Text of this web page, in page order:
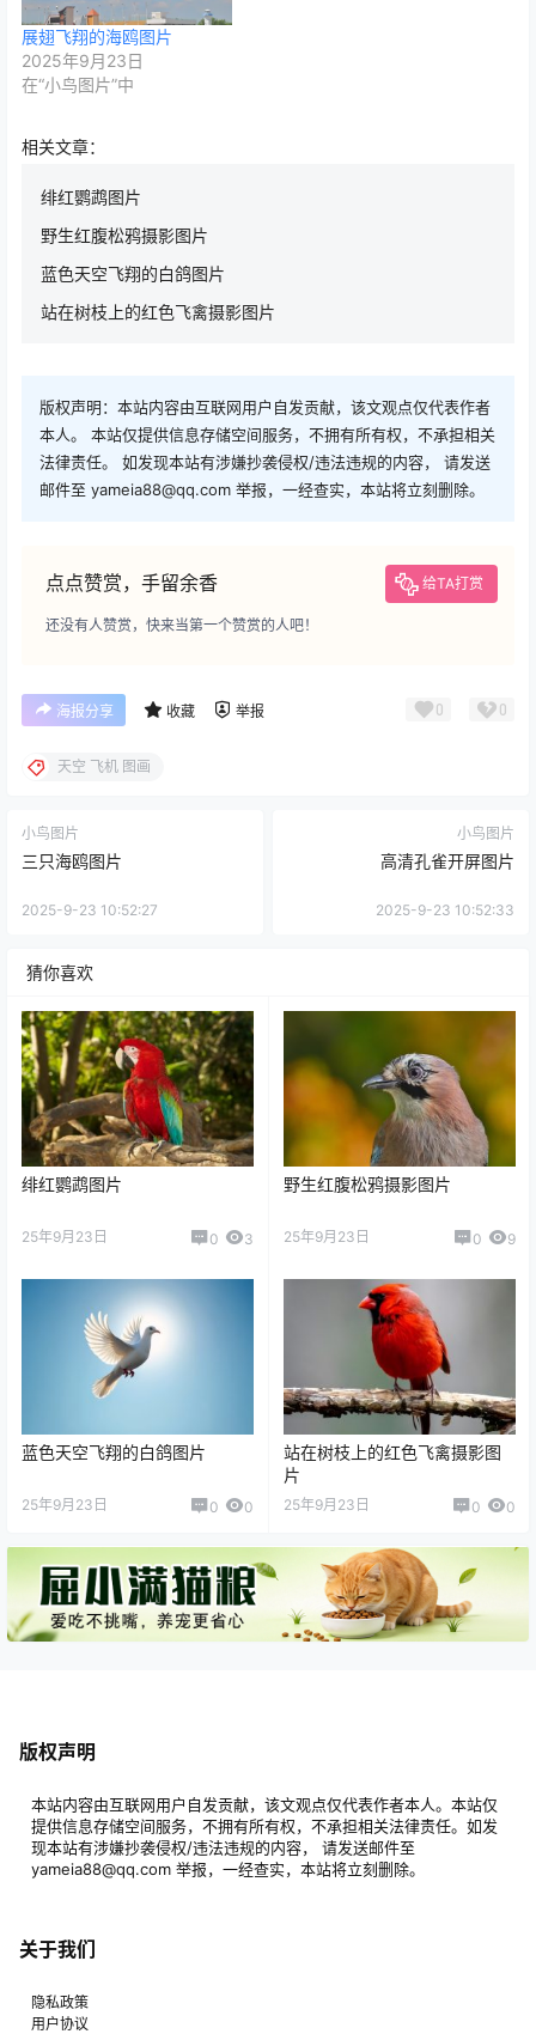
展翅飞翔的海鸥图片
2025年9月23日
在“小鸟图片”中
相关文章：
绯红鹦鹉图片
野生红腹松鸦摄影图片
蓝色天空飞翔的白鸽图片
站在树枝上的红色飞禽摄影图片
版权声明：本站内容由互联网用户自发贡献，该文观点仅代表作者
本人。 本站仅提供信息存储空间服务，不拥有所有权，不承担相关
法律责任。 如发现本站有涉嫌抄袭侵权/违法违规的内容， 请发送
邮件至 yameia88@qq.com 举报，一经查实，本站将立刻删除。
点点赞赏，手留余香 给TA打赏
还没有人赞赏，快来当第一个赞赏的人吧！
海报分享 收藏 举报 0 0
天空 飞机 图画
小鸟图片
三只海鸥图片
2025-9-23 10:52:27
小鸟图片
高清孔雀开屏图片
2025-9-23 10:52:33
猜你喜欢
绯红鹦鹉图片
25年9月23日 0 3
野生红腹松鸦摄影图片
25年9月23日 0 9
蓝色天空飞翔的白鸽图片
25年9月23日 0 0
站在树枝上的红色飞禽摄影图
片
25年9月23日 0 0
版权声明
本站内容由互联网用户自发贡献，该文观点仅代表作者本人。本站仅
提供信息存储空间服务，不拥有所有权，不承担相关法律责任。如发
现本站有涉嫌抄袭侵权/违法违规的内容， 请发送邮件至
yameia88@qq.com 举报，一经查实，本站将立刻删除。
关于我们
隐私政策
用户协议